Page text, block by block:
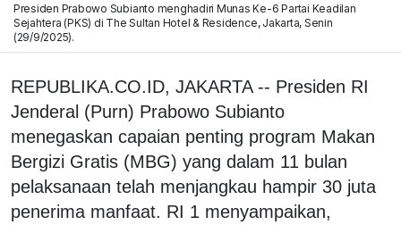
Presiden Prabowo Subianto menghadiri Munas Ke-6 Partai Keadilan
Sejahtera (PKS) di The Sultan Hotel & Residence, Jakarta, Senin
(29/9/2025).
REPUBLIKA.CO.ID, JAKARTA -- Presiden RI
Jenderal (Purn) Prabowo Subianto
menegaskan capaian penting program Makan
Bergizi Gratis (MBG) yang dalam 11 bulan
pelaksanaan telah menjangkau hampir 30 juta
penerima manfaat. RI 1 menyampaikan,